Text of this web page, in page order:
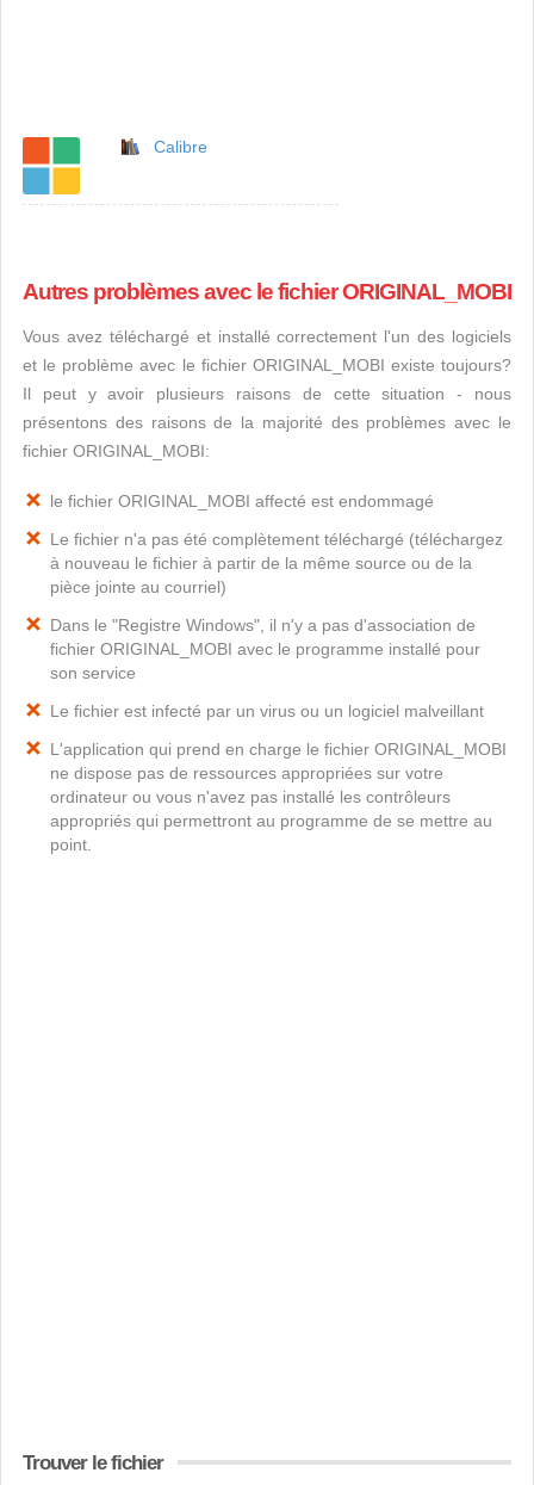
Calibre
Autres problèmes avec le fichier ORIGINAL_MOBI
Vous avez téléchargé et installé correctement l'un des logiciels
et le problème avec le fichier ORIGINAL_MOBI existe toujours?
Il peut y avoir plusieurs raisons de cette situation - nous
présentons des raisons de la majorité des problèmes avec le
fichier ORIGINAL_MOBI:
le fichier ORIGINAL_MOBI affecté est endommagé
Le fichier n'a pas été complètement téléchargé (téléchargez
à nouveau le fichier à partir de la même source ou de la
pièce jointe au courriel)
Dans le "Registre Windows", il n'y a pas d'association de
fichier ORIGINAL_MOBI avec le programme installé pour
son service
Le fichier est infecté par un virus ou un logiciel malveillant
L'application qui prend en charge le fichier ORIGINAL_MOBI
ne dispose pas de ressources appropriées sur votre
ordinateur ou vous n'avez pas installé les contrôleurs
appropriés qui permettront au programme de se mettre au
point.
Trouver le fichier